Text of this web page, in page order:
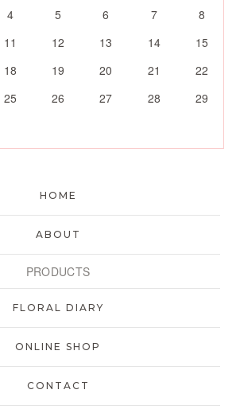
4 5 6 7
8
11 12 13 14
15
18 19 20 21
22
25 26 27 28
29
HOME
ABOUT
PRODUCTS
FLORAL DIARY
ONLINE SHOP
CONTACT